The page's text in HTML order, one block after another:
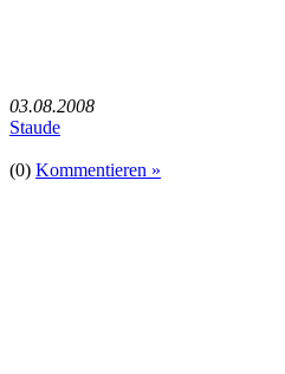
03.08.2008
Staude
(0) Kommentieren »